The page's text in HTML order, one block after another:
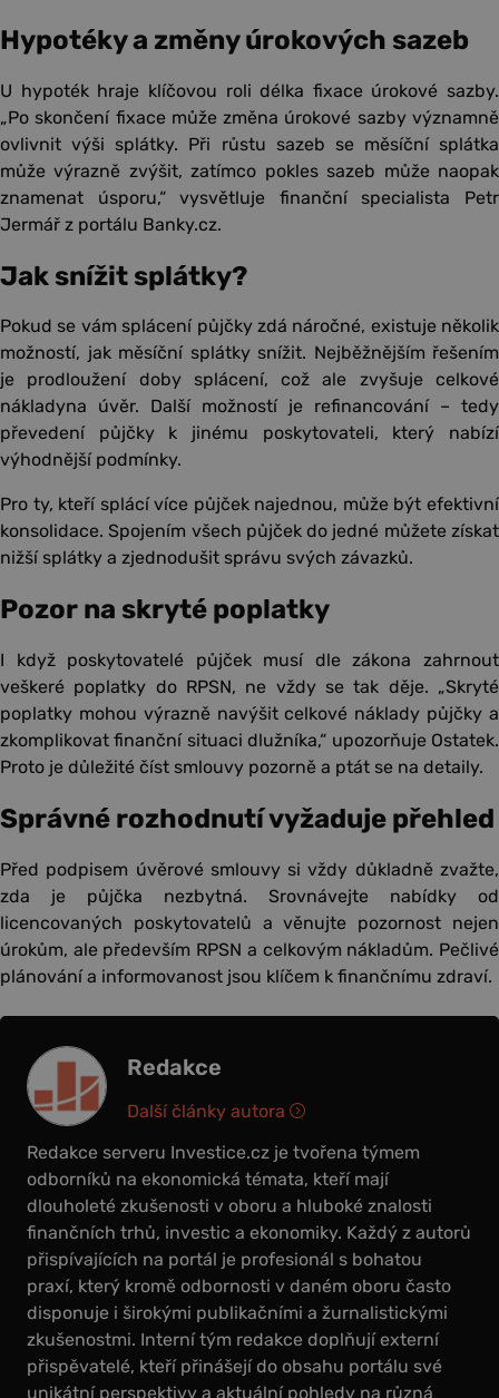
Hypotéky a změny úrokových sazeb
U hypoték hraje klíčovou roli délka fixace úrokové sazby.
„Po skončení fixace může změna úrokové sazby významně
ovlivnit výši splátky. Při růstu sazeb se měsíční splátka
může výrazně zvýšit, zatímco pokles sazeb může naopak
znamenat úsporu,“ vysvětluje finanční specialista Petr
Jermář z portálu Banky.cz.
Jak snížit splátky?
Pokud se vám splácení půjčky zdá náročné, existuje několik
možností, jak měsíční splátky snížit. Nejběžnějším řešením
je prodloužení doby splácení, což ale zvyšuje celkové
nákladyna úvěr. Další možností je refinancování – tedy
převedení půjčky k jinému poskytovateli, který nabízí
výhodnější podmínky.
Pro ty, kteří splácí více půjček najednou, může být efektivní
konsolidace. Spojením všech půjček do jedné můžete získat
nižší splátky a zjednodušit správu svých závazků.
Pozor na skryté poplatky
I když poskytovatelé půjček musí dle zákona zahrnout
veškeré poplatky do RPSN, ne vždy se tak děje. „Skryté
poplatky mohou výrazně navýšit celkové náklady půjčky a
zkomplikovat finanční situaci dlužníka,“ upozorňuje Ostatek.
Proto je důležité číst smlouvy pozorně a ptát se na detaily.
Správné rozhodnutí vyžaduje přehled
Před podpisem úvěrové smlouvy si vždy důkladně zvažte,
zda je půjčka nezbytná. Srovnávejte nabídky od
licencovaných poskytovatelů a věnujte pozornost nejen
úrokům, ale především RPSN a celkovým nákladům. Pečlivé
plánování a informovanost jsou klíčem k finančnímu zdraví.
Redakce
Redakce serveru Investice.cz je tvořena týmem
odborníků na ekonomická témata, kteří mají
dlouholeté zkušenosti v oboru a hluboké znalosti
finančních trhů, investic a ekonomiky. Každý z autorů
přispívajících na portál je profesionál s bohatou
praxí, který kromě odbornosti v daném oboru často
disponuje i širokými publikačními a žurnalistickými
zkušenostmi. Interní tým redakce doplňují externí
přispěvatelé, kteří přinášejí do obsahu portálu své
unikátní perspektivy a aktuální pohledy na různá
Další články autora